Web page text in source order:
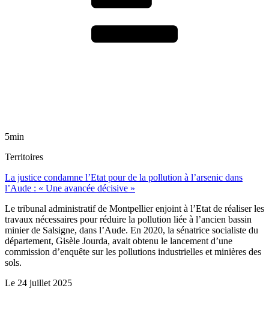
5min
Territoires
La justice condamne l’Etat pour de la pollution à l’arsenic dans
l’Aude : « Une avancée décisive »
Le tribunal administratif de Montpellier enjoint à l’Etat de réaliser les
travaux nécessaires pour réduire la pollution liée à l’ancien bassin
minier de Salsigne, dans l’Aude. En 2020, la sénatrice socialiste du
département, Gisèle Jourda, avait obtenu le lancement d’une
commission d’enquête sur les pollutions industrielles et minières des
sols.
Le 24 juillet 2025